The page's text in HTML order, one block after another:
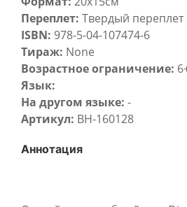
Переплет: Твердый переплет
ISBN: 978-5-04-107474-6
Тираж: None
Возрастное ограничение:
Язык:
На другом языке: -
Артикул: BH-160128
Аннотация